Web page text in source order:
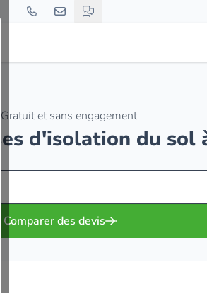
Gratuit et sans engagement
d'isolation du sol
Comparer des devis